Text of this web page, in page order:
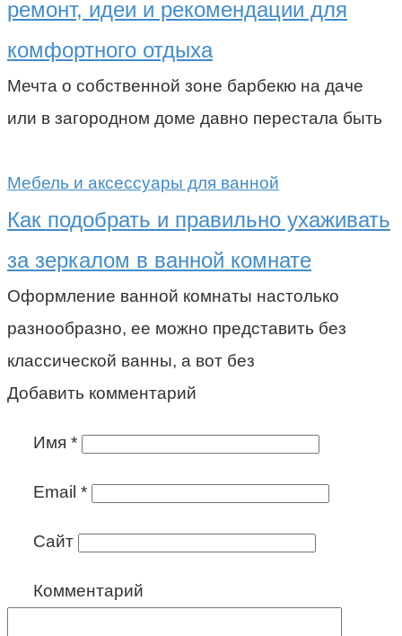
ремонт, идеи и рекомендации для
комфортного отдыха
Мечта о собственной зоне барбекю на даче
или в загородном доме давно перестала быть
Мебель и аксессуары для ванной
Как подобрать и правильно ухаживать
за зеркалом в ванной комнате
Оформление ванной комнаты настолько
разнообразно, ее можно представить без
классической ванны, а вот без
Добавить комментарий
Имя *
Email *
Сайт
Комментарий